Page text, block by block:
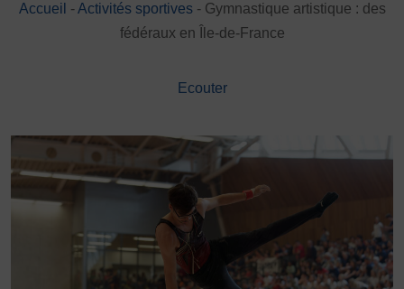
DÉVELOPPEMENT
Championnat de France FSGT
Seniors
Entreprises
Pratiques partagées
Sport avec les exilés
ÉTHIQUE SPORTIVE
Accueil -Activités sportives- Gymnastique artistique : des
fédéraux en Île-de-France
Ecouter